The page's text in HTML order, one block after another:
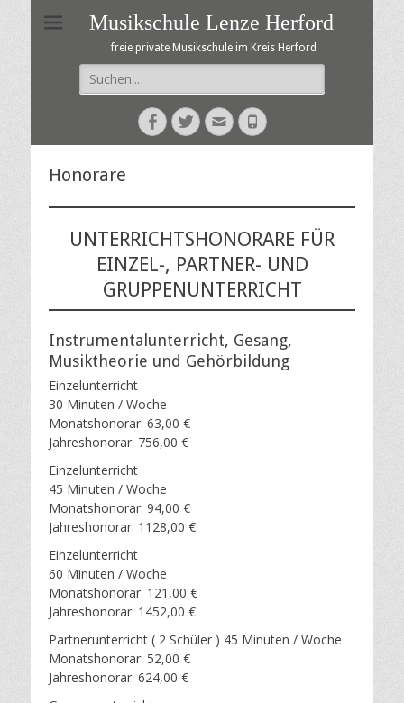
Musikschule Lenze Herford
freie private Musikschule im Kreis Herford
Suche
nach:
Facebook
Twitter
E-
Mail
Telefon
Honorare
UNTERRICHTSHONORARE FÜR
EINZEL-, PARTNER- UND
GRUPPENUNTERRICHT
Instrumentalunterricht, Gesang,
Musiktheorie und Gehörbildung
Einzelunterricht
30 Minuten / Woche
Monatshonorar: 63,00 €
Jahreshonorar: 756,00 €
Einzelunterricht
45 Minuten / Woche
Monatshonorar: 94,00 €
Jahreshonorar: 1128,00 €
Einzelunterricht
60 Minuten / Woche
Monatshonorar: 121,00 €
Jahreshonorar: 1452,00 €
Partnerunterricht ( 2 Schüler ) 45 Minuten / Woche
Monatshonorar: 52,00 €
Jahreshonorar: 624,00 €